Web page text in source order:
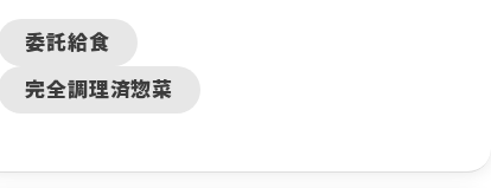
型」へシフトしよう
委託給食
完全調理済惣菜